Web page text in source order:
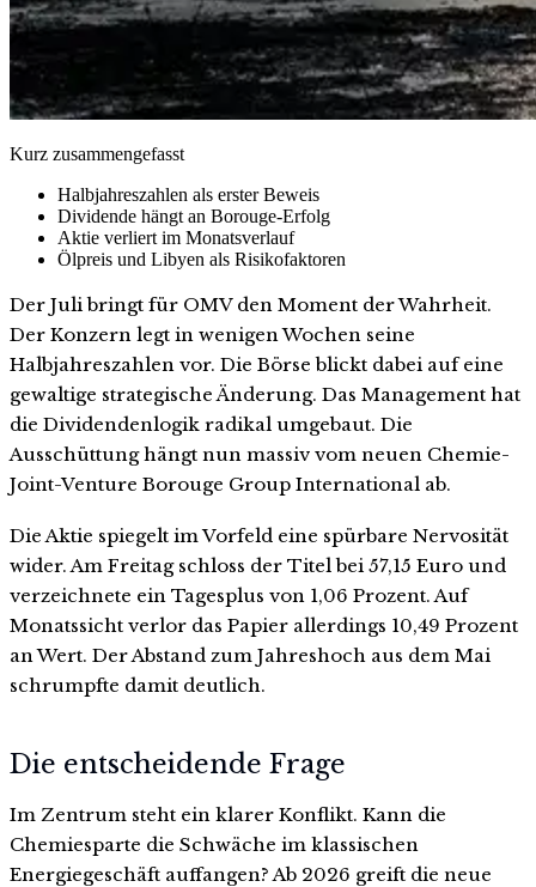
Kurz zusammengefasst
Halbjahreszahlen als erster Beweis
Dividende hängt an Borouge-Erfolg
Aktie verliert im Monatsverlauf
Ölpreis und Libyen als Risikofaktoren
Der Juli bringt für OMV den Moment der Wahrheit.
Der Konzern legt in wenigen Wochen seine
Halbjahreszahlen vor. Die Börse blickt dabei auf eine
gewaltige strategische Änderung. Das Management hat
die Dividendenlogik radikal umgebaut. Die
Ausschüttung hängt nun massiv vom neuen Chemie-
Joint-Venture Borouge Group International ab.
Die Aktie spiegelt im Vorfeld eine spürbare Nervosität
wider. Am Freitag schloss der Titel bei 57,15 Euro und
verzeichnete ein Tagesplus von 1,06 Prozent. Auf
Monatssicht verlor das Papier allerdings 10,49 Prozent
an Wert. Der Abstand zum Jahreshoch aus dem Mai
schrumpfte damit deutlich.
Die entscheidende Frage
Im Zentrum steht ein klarer Konflikt. Kann die
Chemiesparte die Schwäche im klassischen
Energiegeschäft auffangen? Ab 2026 greift die neue